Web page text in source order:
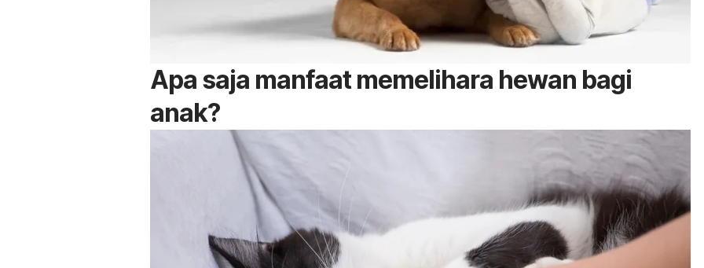
Apa saja manfaat memelihara hewan bagi
anak?